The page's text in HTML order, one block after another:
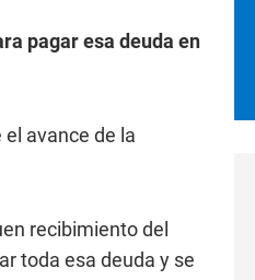
pagar esa deuda en
avance de la
recibimiento del
toda esa deuda y se